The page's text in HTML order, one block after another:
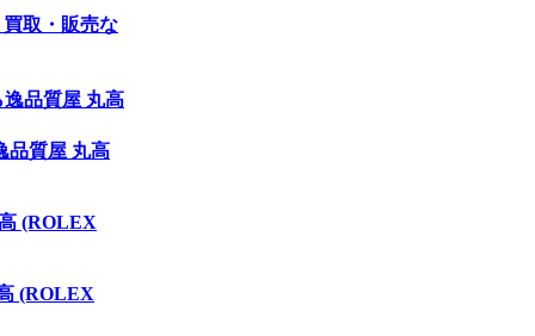
取・販売な
品質屋 丸高
品質屋 丸高
(ROLEX
(ROLEX